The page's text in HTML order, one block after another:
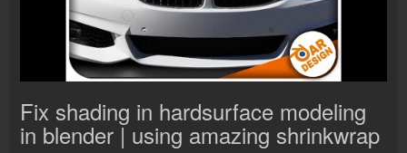
Fix shading in hardsurface modeling
in blender | using amazing shrinkwrap